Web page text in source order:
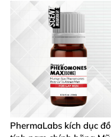
PhermaLabs kích dục